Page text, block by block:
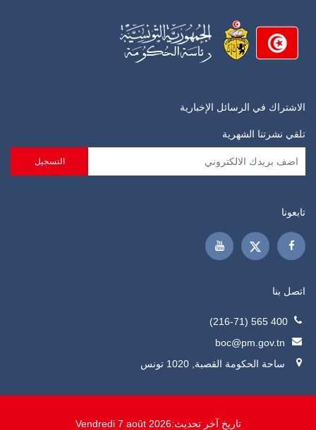
الاشتراك في الرسائل الإخبارية
تلقي نشرتنا الشهرية
تابعونا
اتصل بنا
400 565 (216-71)
boc@pm.gov.tn
ساحة الحكومة القصبة, 1020 تونس
تاريخ آخر تحديث:Vendredi 7 août 2026